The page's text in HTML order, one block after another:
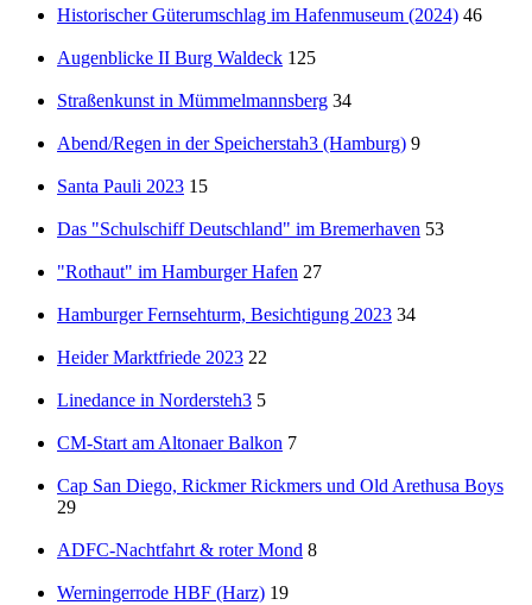
Historischer Güterumschlag im Hafenmuseum (2024) 46
Augenblicke II Burg Waldeck 125
Straßenkunst in Mümmelmannsberg 34
Abend/Regen in der Speicherstah3 (Hamburg) 9
Santa Pauli 2023 15
Das "Schulschiff Deutschland" im Bremerhaven 53
"Rothaut" im Hamburger Hafen 27
Hamburger Fernsehturm, Besichtigung 2023 34
Heider Marktfriede 2023 22
Linedance in Nordersteh3 5
CM-Start am Altonaer Balkon 7
Cap San Diego, Rickmer Rickmers und Old Arethusa Boys
29
ADFC-Nachtfahrt & roter Mond 8
Werningerrode HBF (Harz) 19